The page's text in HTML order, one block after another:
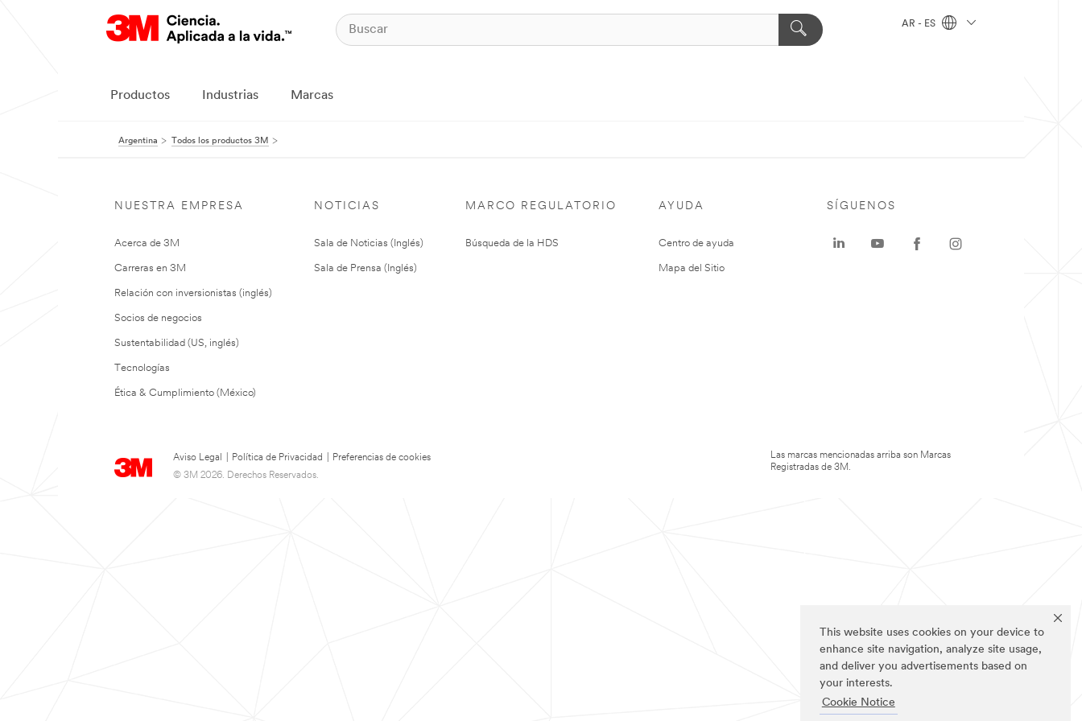
This website uses cookies on your device to
enhance site navigation, analyze site usage,
and deliver you advertisements based on
your interests.
Cookie Notice
AR - ES
Productos Industrias Marcas
Argentina Todos los productos 3M
NUESTRA EMPRESA
Acerca de 3M
Carreras en 3M
Relación con inversionistas (inglés)
Socios de negocios
Sustentabilidad (US, inglés)
Tecnologías
Ética & Cumplimiento (México)
NOTICIAS
Sala de Noticias (Inglés)
Sala de Prensa (Inglés)
MARCO REGULATORIO
Búsqueda de la HDS
AYUDA
Centro de ayuda
Mapa del Sitio
Aviso Legal Política de Privacidad
Preferencias de cookies
© 3M 2026. Derechos Reservados.
SÍGUENOS
Las marcas mencionadas arriba son Marcas
Registradas de 3M.